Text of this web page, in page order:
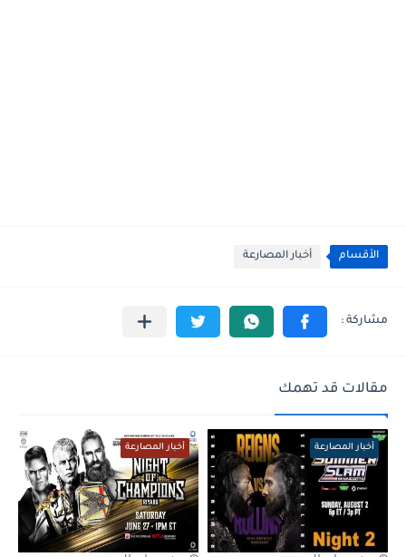
الأقسام أخبار المصارعة
مقالات قد تهمك
أخبار المصارعة أخبار المصارعة